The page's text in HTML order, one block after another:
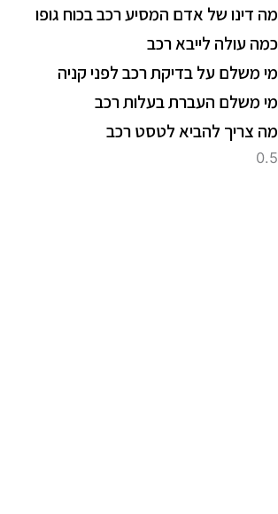
דינו של אדם המסיע רכב בכוח גופו
עולה לייבא רכב
משלם על בדיקת רכב לפני קניה
משלם העברת בעלות רכב
צריך להביא לטסט רכב